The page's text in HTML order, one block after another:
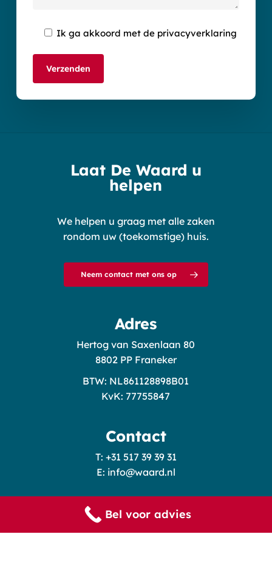
Ik ga akkoord met de privacyverklaring
Laat De Waard u
helpen
We helpen u graag met alle zaken
rondom uw (toekomstige) huis.
Neem contact met ons op
Adres
Hertog van Saxenlaan 80
8802 PP Franeker
BTW: NL861128898B01
KvK: 77755847
Contact
T: +31 517 39 39 31
E: info@waard.nl
Bel voor advies